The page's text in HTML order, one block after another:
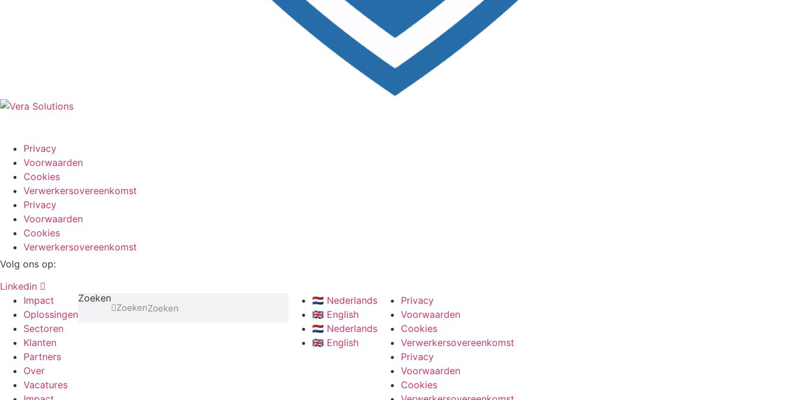
Privacy
Voorwaarden
Cookies
Verwerkersovereenkomst
Privacy
Voorwaarden
Cookies
Verwerkersovereenkomst
Volg ons op:
Linkedin
Impact
Oplossingen
Sectoren
Klanten
Partners
Over
Vacatures
Zoeken
Zoeken
🇳🇱 Nederlands
🇬🇧 English
🇳🇱 Nederlands
🇬🇧 English
Privacy
Voorwaarden
Cookies
Verwerkersovereenkomst
Privacy
Voorwaarden
Cookies